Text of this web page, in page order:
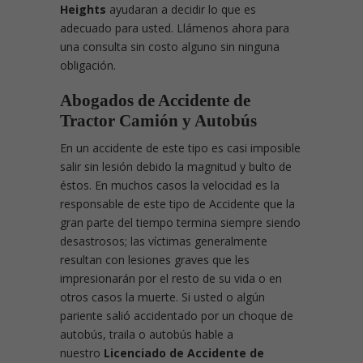
Heights ayudaran a decidir lo que es
adecuado para usted. Llámenos ahora para
una consulta sin costo alguno sin ninguna
obligación.
Abogados de Accidente de
Tractor Camión y Autobús
En un accidente de este tipo es casi imposible
salir sin lesión debido la magnitud y bulto de
éstos. En muchos casos la velocidad es la
responsable de este tipo de Accidente que la
gran parte del tiempo termina siempre siendo
desastrosos; las víctimas generalmente
resultan con lesiones graves que les
impresionarán por el resto de su vida o en
otros casos la muerte. Si usted o algún
pariente salió accidentado por un choque de
autobús, traila o autobús hable a
nuestro Licenciado de Accidente de